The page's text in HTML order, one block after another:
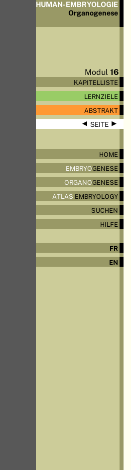
HUMAN-EMBRYOLOGIE
Organogenese
Modul16
KAPITELLISTE
LERNZIELE
ABSTRAKT
◀ SEITE▶
HOME
EMBRYOGENESE
ORGANOGENESE
ATLAS EMBRYOLOGY
SUCHEN
HILFE
FR
EN